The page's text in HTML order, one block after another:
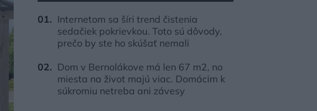
Internetom sa šíri trend čistenia
sedačiek pokrievkou. Toto sú dôvody,
prečo by ste ho skúšať nemali
Dom v Bernolákove má len 67 m2, no
miesta na život majú viac. Domácim k
súkromiu netreba ani závesy